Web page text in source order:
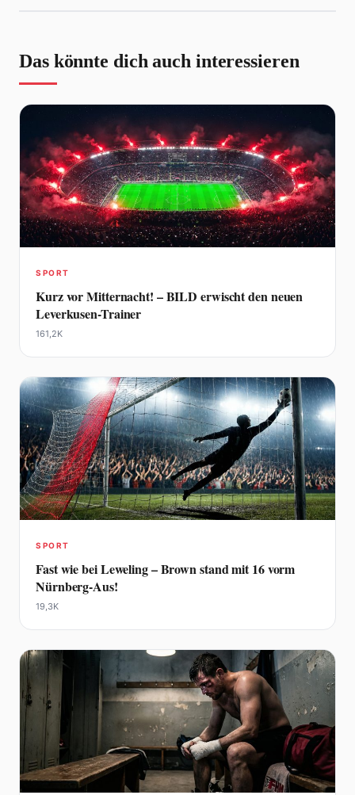
Das könnte dich auch interessieren
SPORT
Kurz vor Mitternacht! – BILD erwischt den neuen
Leverkusen-Trainer
161,2K
SPORT
Fast wie bei Leweling – Brown stand mit 16 vorm
Nürnberg-Aus!
19,3K